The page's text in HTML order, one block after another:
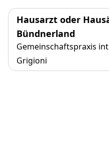
Hausarzt oder
Bündnerland
Gemeinschaftspraxis
Grigioni